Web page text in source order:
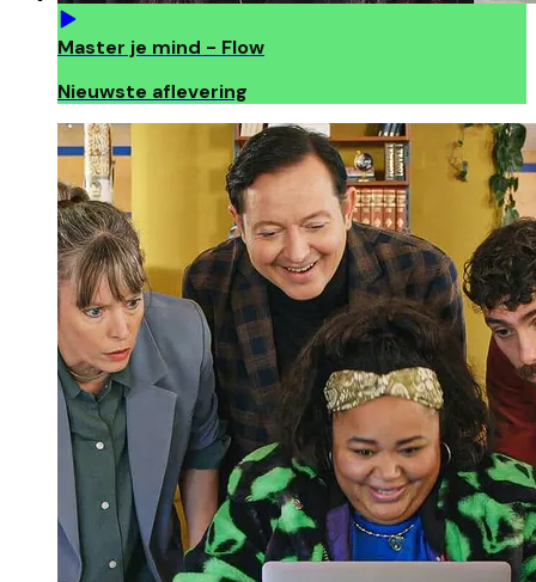
Master je mind - Flow
Nieuwste aflevering